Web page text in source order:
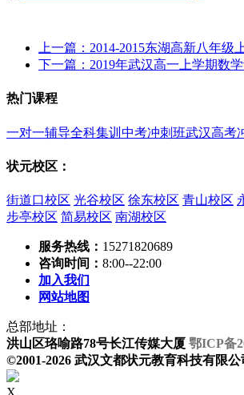
上一篇：2014-2015东湖高新八年
下一篇：2019年武汉高一上学期数
热门课程
一对一辅导全科集训 中考冲刺班武汉高考
状元校区：
街道口校区 光谷校区 徐东校区 青山校区
步亭校区 简易校区 南湖校区
服务热线： 15271820689
咨询时间： 8:00--22:00
加入我们
网站地图
总部地址：
洪山区珞喻路78号长江传媒大厦 鄂ICP备
©2001-2026 武汉文都状元教育科技有限